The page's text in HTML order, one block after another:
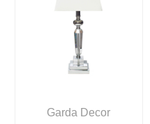
Garda Decor